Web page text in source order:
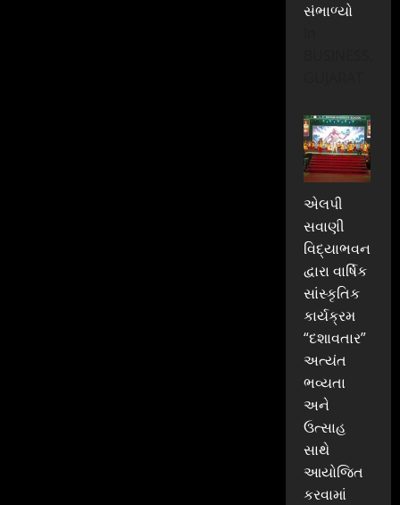
સંભાળ્યો
એલપી
સવાણી
વિદ્યાભવન
દ્વારા વાર્ષિક
સાંસ્કૃતિક
કાર્યક્રમ
“દશાવતાર”
અત્યંત
ભવ્યતા
અને
ઉત્સાહ
સાથે
આયોજિત
કરવામાં